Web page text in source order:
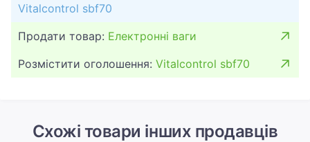
Vitalcontrol sbf70
Продати товар: Електронні ваги
Розмістити оголошення: Vitalcontrol sbf70
Схожі товари інших продавців